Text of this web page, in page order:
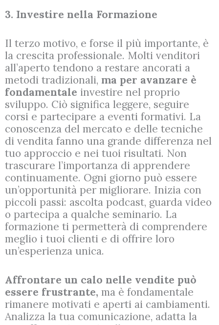
3. Investire nella Formazione
Il terzo motivo, e forse il più importante, è
la crescita professionale. Molti venditori
all’aperto tendono a restare ancorati a
metodi tradizionali, ma per avanzare è
fondamentale investire nel proprio
sviluppo. Ciò significa leggere, seguire
corsi e partecipare a eventi formativi. La
conoscenza del mercato e delle tecniche
di vendita fanno una grande differenza nel
tuo approccio e nei tuoi risultati. Non
trascurare l’importanza di apprendere
continuamente. Ogni giorno può essere
un’opportunità per migliorare. Inizia con
piccoli passi: ascolta podcast, guarda video
o partecipa a qualche seminario. La
formazione ti permetterà di comprendere
meglio i tuoi clienti e di offrire loro
un’esperienza unica.
Affrontare un calo nelle vendite può
essere frustrante, ma è fondamentale
rimanere motivati e aperti ai cambiamenti.
Analizza la tua comunicazione, adatta la